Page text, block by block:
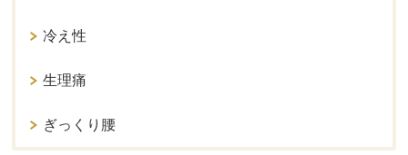
冷え性
生理痛
ぎっくり腰